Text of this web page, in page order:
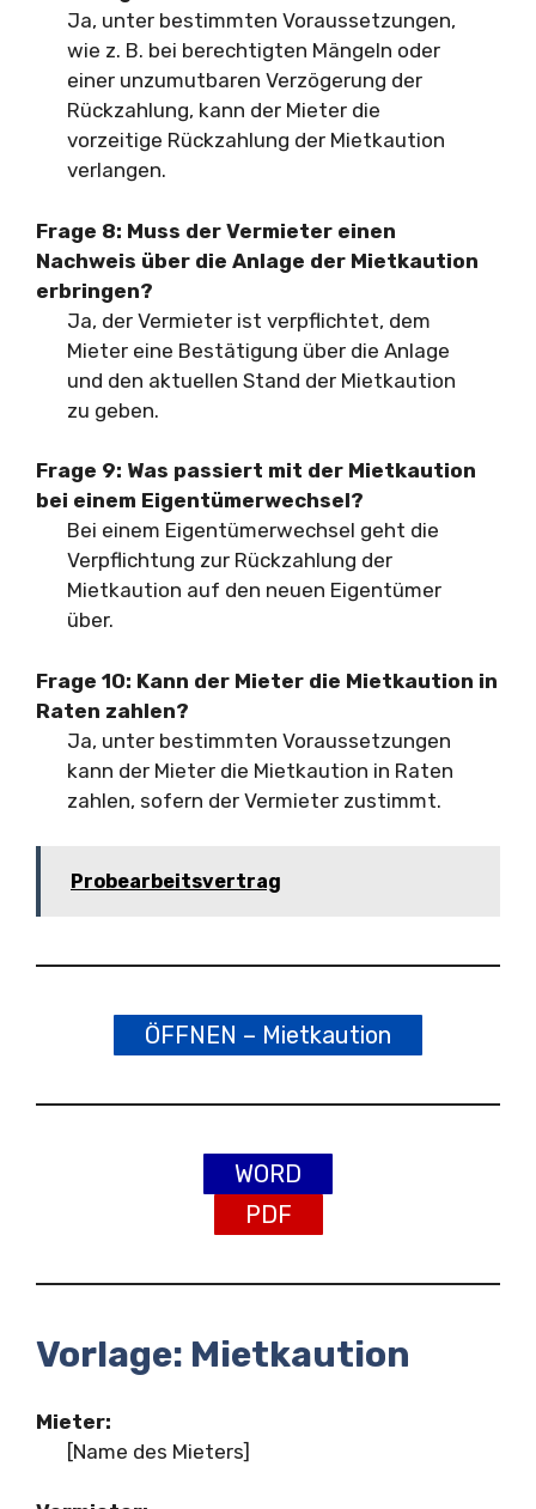
Ja, unter bestimmten Voraussetzungen,
wie z. B. bei berechtigten Mängeln oder
einer unzumutbaren Verzögerung der
Rückzahlung, kann der Mieter die
vorzeitige Rückzahlung der Mietkaution
verlangen.
Frage 8: Muss der Vermieter einen
Nachweis über die Anlage der Mietkaution
erbringen?
Ja, der Vermieter ist verpflichtet, dem
Mieter eine Bestätigung über die Anlage
und den aktuellen Stand der Mietkaution
zu geben.
Frage 9: Was passiert mit der Mietkaution
bei einem Eigentümerwechsel?
Bei einem Eigentümerwechsel geht die
Verpflichtung zur Rückzahlung der
Mietkaution auf den neuen Eigentümer
über.
Frage 10: Kann der Mieter die Mietkaution in
Raten zahlen?
Ja, unter bestimmten Voraussetzungen
kann der Mieter die Mietkaution in Raten
zahlen, sofern der Vermieter zustimmt.
Probearbeitsvertrag
ÖFFNEN – Mietkaution
WORD
PDF
Vorlage: Mietkaution
Mieter:
[Name des Mieters]